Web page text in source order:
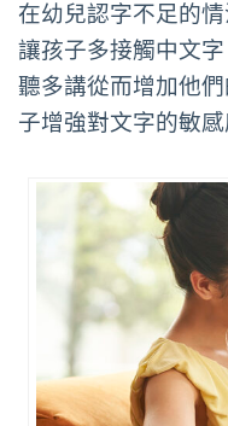
在幼兒認字不足的
讓孩子多接觸中文
聽多講從而增加他
子增強對文字的敏感